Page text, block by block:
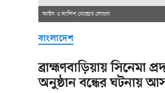
আইন ও সালিশ কেন্দ্রের লোগো
বাংলাদেশ
ব্রাহ্মণবাড়িয়ায় সিনেমা
অনুষ্ঠান বন্ধের ঘটনায়